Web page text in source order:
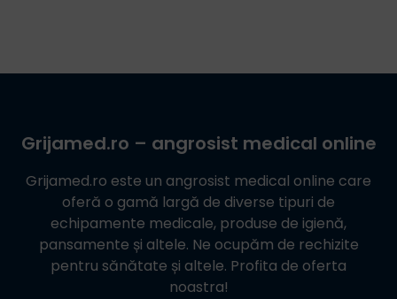
Grijamed.ro – angrosist medical online
Grijamed.ro este un angrosist medical online care
oferă o gamă largă de diverse tipuri de
echipamente medicale, produse de igienă,
pansamente și altele. Ne ocupăm de rechizite
pentru sănătate și altele. Profita de oferta
noastra!